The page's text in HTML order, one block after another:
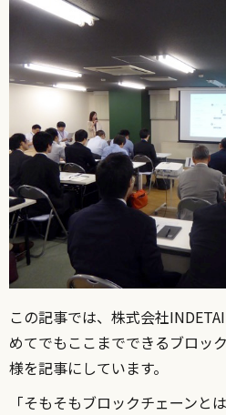
この記事では、株式会社
めてでもここまでできるブロッ
様を記事にしています。
「そもそもブロックチェーンと